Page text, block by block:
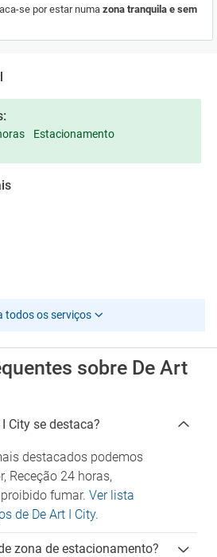
se por estar numa zona tranquila e sem
Estacionamento
todos os serviços
sobre De Art
City se destaca?
destacados podemos
Receção 24 horas,
fumar. Ver lista
de De Art I City.
zona de estacionamento?